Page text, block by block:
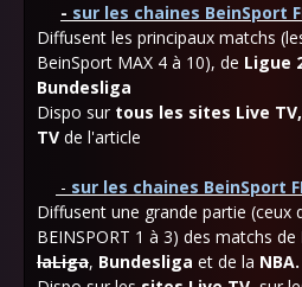
- sur les chaines BeinSport
Diffusent les principaux matchs
BeinSport MAX 4 à 10), de Ligue
Bundesliga
Dispo sur tous les sites Live TV,
TV de l'article
- sur les chaines BeinSport
Diffusent une grande partie (ceux
BEINSPORT 1 à 3) des matchs de
laLiga, Bundesliga et de la NBA.